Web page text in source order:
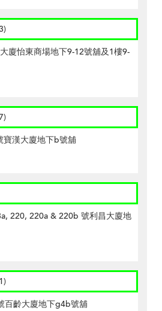
廈怡東商場地下9-12號舖及1樓9-
寶漢大廈地下b號舖
220, 220a & 220b 號利昌大廈地
百齡大廈地下g4b號舖